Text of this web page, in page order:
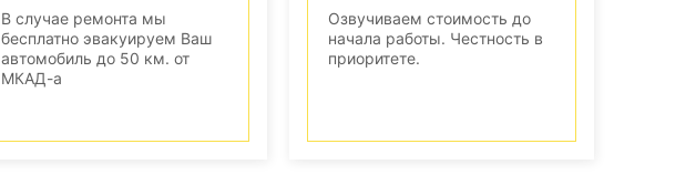
В случае ремонта мы
бесплатно эвакуируем Ваш
автомобиль до 50 км. от
МКАД-а
Озвучиваем стоимость до
начала работы. Честность в
приоритете.